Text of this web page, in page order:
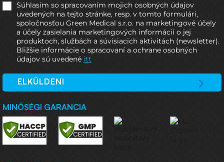
Súhlasím so spracovaním mojich osobných údajov
uvedených na tejto stránke, resp. v tomto formulári,
spoločnosťou Green Medical s.r.o. na marketingové účely
a účely zasielania marketingových informácií o jej
produktoch, službách a súvisiacich aktivitách (newsletter).
Bližšie informácie o spracovaní a ochrane osobných
údajov sú uvedené itt
ELKÜLDENI
MINŐSÉGI GARANCIA